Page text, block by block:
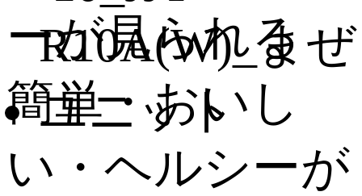
ーが見られる
簡単・おいし
い・ヘルシーが